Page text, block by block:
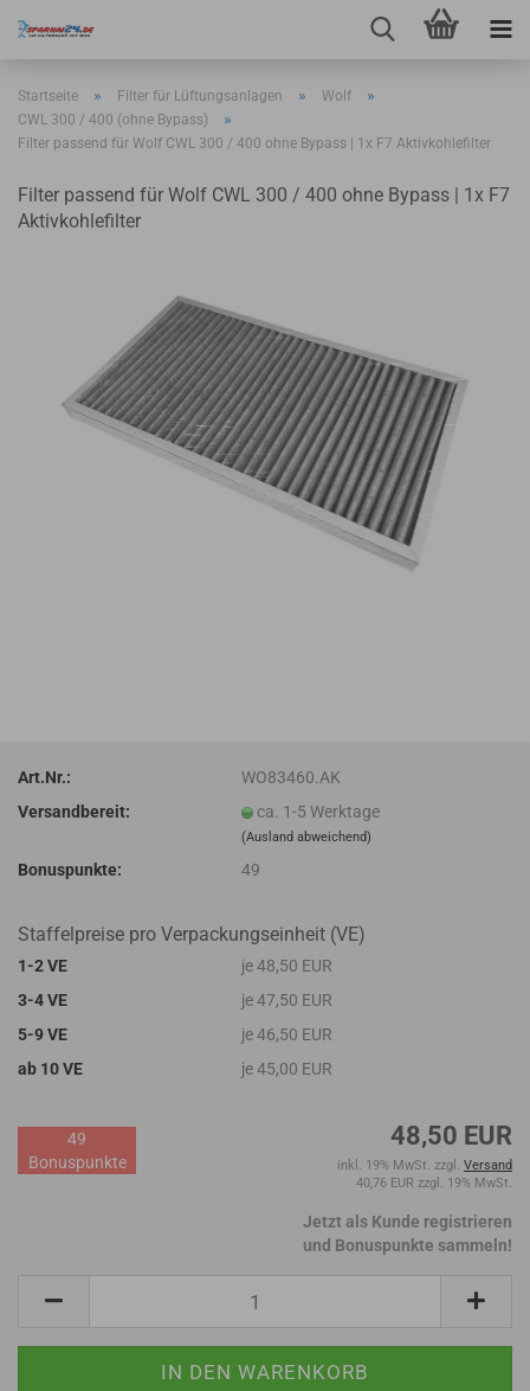
Startseite » Filter für Lüftungsanlagen » Wolf »
CWL 300 / 400 (ohne Bypass) »
Filter passend für Wolf CWL 300 / 400 ohne Bypass | 1x F7 Aktivkohlefilter
Filter passend für Wolf CWL 300 / 400 ohne Bypass | 1x F7
Aktivkohlefilter
Art.Nr.:
WO83460.AK
Versandbereit:
ca. 1-5 Werktage
(Ausland abweichend)
Bonuspunkte: 49
Staffelpreise pro Verpackungseinheit (VE)
1-2 VE
je 48,50 EUR
3-4 VE
je 47,50 EUR
5-9 VE
je 46,50 EUR
ab 10 VE
je 45,00 EUR
48,50 EUR
inkl. 19% MwSt. zzgl. Versand
40,76 EUR zzgl. 19% MwSt.
49
Bonuspunkte
Jetzt als Kunde registrieren
und Bonuspunkte sammeln!